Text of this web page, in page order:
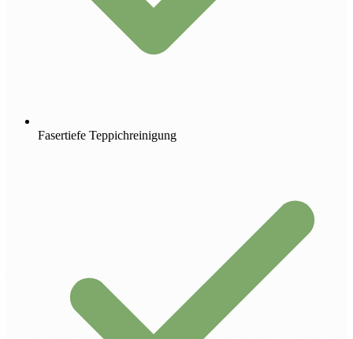
Fasertiefe Teppichreinigung